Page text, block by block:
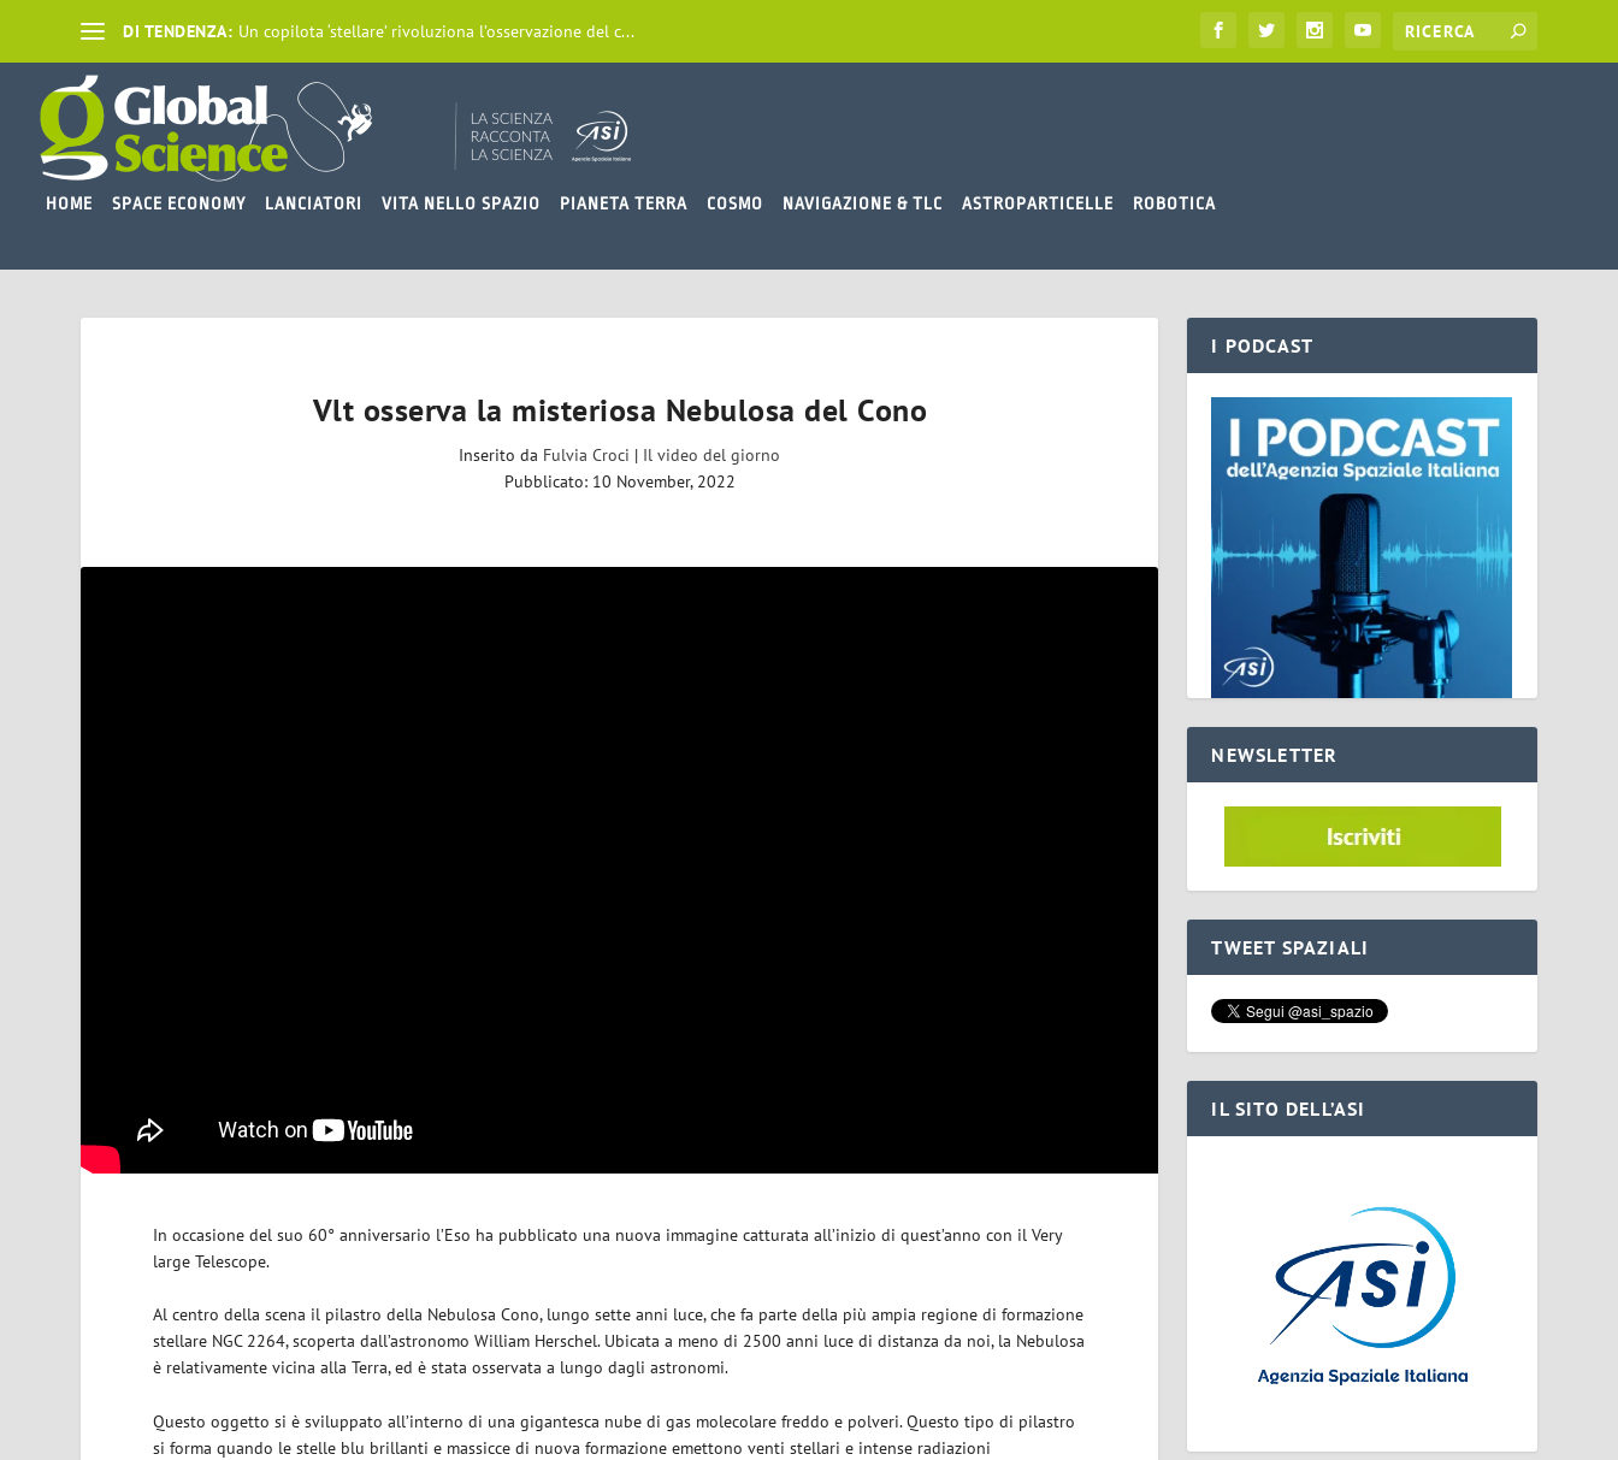
DI TENDENZA: Un copilota ‘stellare’ rivoluziona l’osservazione del c...
HOME SPACE ECONOMY LANCIATORI VITA NELLO SPAZIO PIANETA TERRA COSMO NAVIGAZIONE & TLC ASTROPARTICELLE ROBOTICA
Vlt osserva la misteriosa Nebulosa del Cono
Inserito da Fulvia Croci | Il video del giorno
Pubblicato: 10 November, 2022
In occasione del suo 60° anniversario l’Eso ha pubblicato una nuova immagine catturata all’inizio di quest’anno con il Very
large Telescope.
Al centro della scena il pilastro della Nebulosa Cono, lungo sette anni luce, che fa parte della più ampia regione di formazione
stellare NGC 2264, scoperta dall’astronomo William Herschel. Ubicata a meno di 2500 anni luce di distanza da noi, la Nebulosa
è relativamente vicina alla Terra, ed è stata osservata a lungo dagli astronomi.
Questo oggetto si è sviluppato all’interno di una gigantesca nube di gas molecolare freddo e polveri. Questo tipo di pilastro
si forma quando le stelle blu brillanti e massicce di nuova formazione emettono venti stellari e intense radiazioni
I PODCAST
NEWSLETTER
TWEET SPAZIALI
IL SITO DELL’ASI